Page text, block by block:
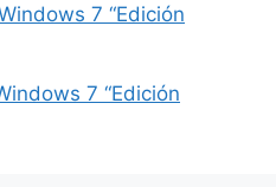
7 “Edición
7 “Edición